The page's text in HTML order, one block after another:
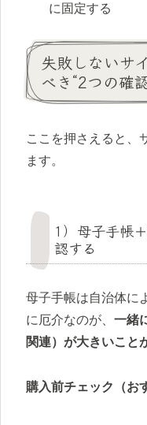
に固定する
失敗しないサ
べき“2つの確
ここを押さえると、
ます。
1）母子手帳
認する
母子手帳は自治体に
に厄介なのが、 一緒
関連）が大きいこと
購入前チェック（お